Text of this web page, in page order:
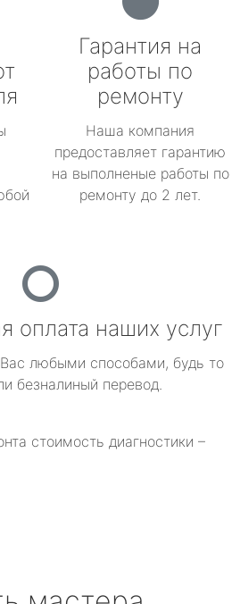
Гарантия на
работы по
ремонту
Наша компания
предоставляет гарантию
на выполненые работы по
ремонту до 2 лет.
оплата наших услуг
любыми способами, будь то
безналиный перевод.
стоимость диагностики –